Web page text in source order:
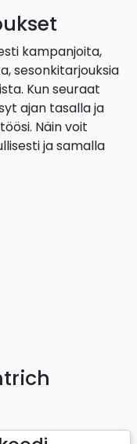
kampanjoita,
sesonkitarjouksia
Kun seuraat
ajan tasalla ja
Näin voit
ja samalla